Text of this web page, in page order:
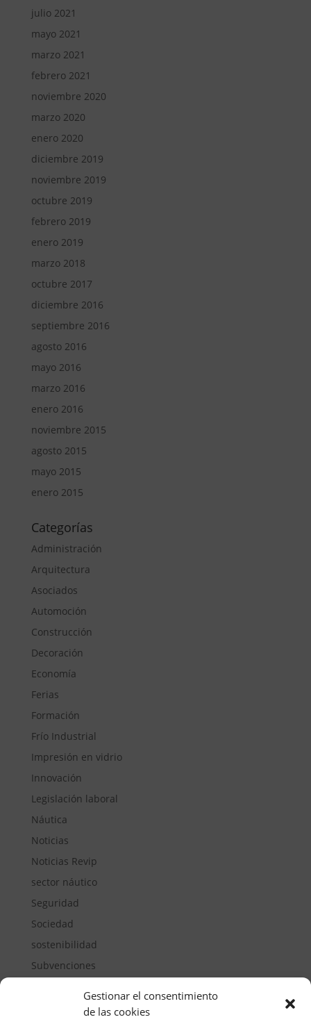
Gestionar el consentimiento
de las cookies
julio 2021
mayo 2021
marzo 2021
febrero 2021
noviembre 2020
marzo 2020
enero 2020
diciembre 2019
noviembre 2019
octubre 2019
febrero 2019
enero 2019
marzo 2018
octubre 2017
diciembre 2016
septiembre 2016
agosto 2016
mayo 2016
marzo 2016
enero 2016
noviembre 2015
agosto 2015
mayo 2015
enero 2015
Categorías
Administración
Arquitectura
Asociados
Automoción
Construcción
Decoración
Economía
Ferias
Formación
Frío Industrial
Impresión en vidrio
Innovación
Legislación laboral
Náutica
Noticias
Noticias Revip
sector náutico
Seguridad
Sociedad
sostenibilidad
Subvenciones